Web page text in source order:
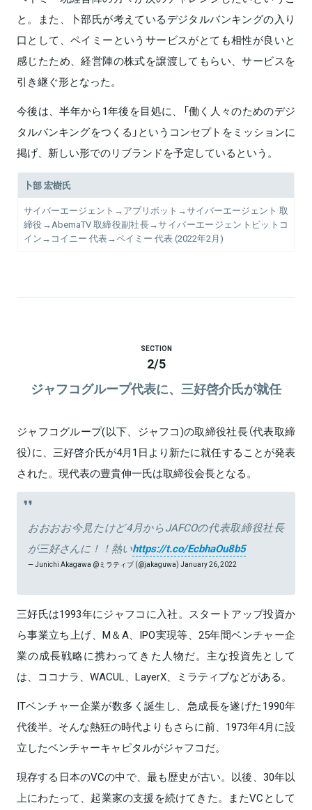
と。また、卜部氏が考えているデジタルバンキングの入り
口として、ペイミーというサービスがとても相性が良いと
感じたため、経営陣の株式を譲渡してもらい、サービスを
引き継ぐ形となった。
今後は、半年から1年後を目処に、「働く人々のためのデジ
タルバンキングをつくる」というコンセプトをミッションに
掲げ、新しい形でのリブランドを予定しているという。
卜部 宏樹氏
サイバーエージェント→アプリボット→サイバーエージェント 取
締役→AbemaTV 取締役副社長→サイバーエージェントビットコ
イン→コイニー 代表→ペイミー 代表 (2022年2月)
SECTION
2/5
ジャフコグループ代表に、三好啓介氏が就任
ジャフコグループ(以下、ジャフコ)の取締役社長（代表取締
役）に、三好啓介氏が4月1日より新たに就任することが発表
された。現代表の豊貴伸一氏は取締役会長となる。
おおおお今見たけど4月からJAFCOの代表取締役社長
が三好さんに！！熱いhttps://t.co/EcbhaOu8b5
— Junichi Akagawa @ミラティブ (@jakaguwa) January 26, 2022
三好氏は1993年にジャフコに入社。スタートアップ投資か
ら事業立ち上げ、M＆A、IPO実現等、25年間ベンチャー企
業の成長戦略に携わってきた人物だ。主な投資先として
は、ココナラ、WACUL、LayerX、ミラティブなどがある。
ITベンチャー企業が数多く誕生し、急成長を遂げた1990年
代後半。そんな熱狂の時代よりもさらに前、1973年4月に設
立したベンチャーキャピタルがジャフコだ。
現存する日本のVCの中で、最も歴史が古い。以後、30年以
上にわたって、起業家の支援を続けてきた。またVCとして